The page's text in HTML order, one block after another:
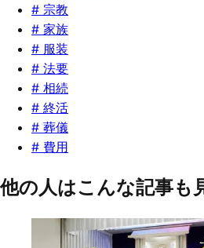
# 宗教
# 家族
# 服装
# 法要
# 相続
# 終活
# 葬儀
# 費用
他の人はこんな記事も